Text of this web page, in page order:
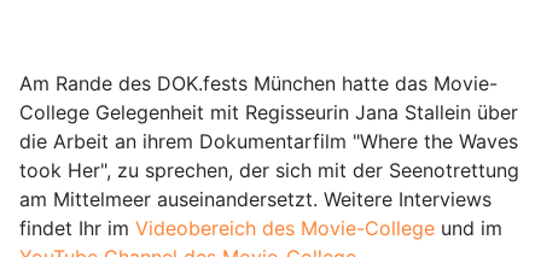
Am Rande des DOK.fests München hatte das Movie-
College Gelegenheit mit Regisseurin Jana Stallein über
die Arbeit an ihrem Dokumentarfilm "Where the Waves
took Her", zu sprechen, der sich mit der Seenotrettung
am Mittelmeer auseinandersetzt. Weitere Interviews
findet Ihr im Videobereich des Movie-College und im